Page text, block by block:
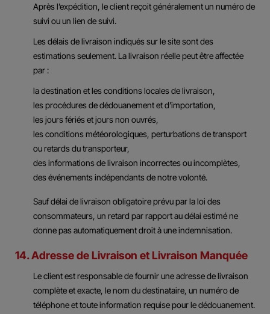
Après l’expédition, le client reçoit généralement un numéro de
suivi ou un lien de suivi.
Les délais de livraison indiqués sur le site sont des
estimations seulement. La livraison réelle peut être affectée
par :
la destination et les conditions locales de livraison,
les procédures de dédouanement et d’importation,
les jours fériés et jours non ouvrés,
les conditions météorologiques, perturbations de transport
ou retards du transporteur,
des informations de livraison incorrectes ou incomplètes,
des événements indépendants de notre volonté.
Sauf délai de livraison obligatoire prévu par la loi des
consommateurs, un retard par rapport au délai estimé ne
donne pas automatiquement droit à une indemnisation.
14. Adresse de Livraison et Livraison Manquée
Le client est responsable de fournir une adresse de livraison
complète et exacte, le nom du destinataire, un numéro de
téléphone et toute information requise pour le dédouanement.